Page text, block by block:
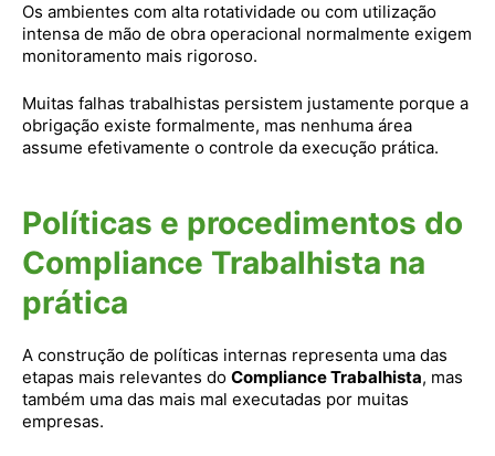
Os ambientes com alta rotatividade ou com utilização
intensa de mão de obra operacional normalmente exigem
monitoramento mais rigoroso.
Muitas falhas trabalhistas persistem justamente porque a
obrigação existe formalmente, mas nenhuma área
assume efetivamente o controle da execução prática.
Políticas e procedimentos do
Compliance Trabalhista na
prática
A construção de políticas internas representa uma das
etapas mais relevantes do Compliance Trabalhista, mas
também uma das mais mal executadas por muitas
empresas.